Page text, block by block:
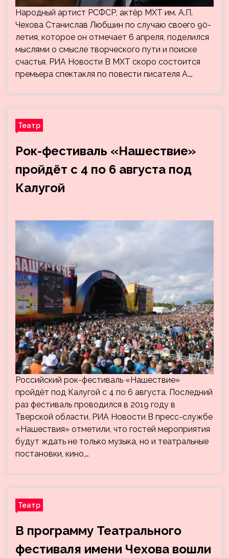
Народный артист РСФСР, актёр МХТ им. А.П.
Чехова Станислав Любшин по случаю своего 90-
летия, которое он отмечает 6 апреля, поделился
мыслями о смысле творческого пути и поиске
счастья. РИА Новости В МХТ скоро состоится
премьера спектакля по повести писателя А.…
Театр
Рок-фестиваль «Нашествие»
пройдёт с 4 по 6 августа под
Калугой
Российский рок-фестиваль «Нашествие»
пройдёт под Калугой с 4 по 6 августа. Последний
раз фестиваль проводился в 2019 году в
Тверской области. РИА Новости В пресс-службе
«Нашествия» отметили, что гостей мероприятия
будут ждать не только музыка, но и театральные
постановки, кино,…
Театр
В программу Театрального
фестиваля имени Чехова вошли